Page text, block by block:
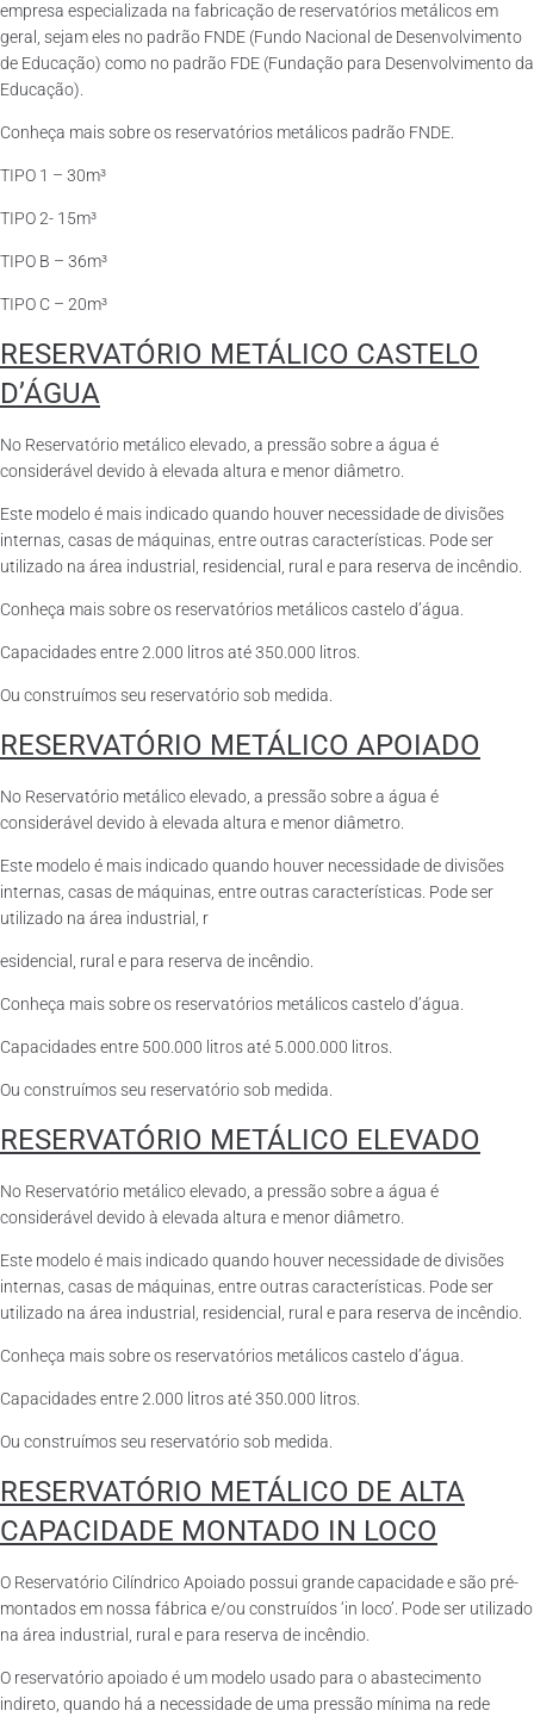
empresa especializada na fabricação de reservatórios metálicos em
geral, sejam eles no padrão FNDE (Fundo Nacional de Desenvolvimento
de Educação) como no padrão FDE (Fundação para Desenvolvimento da
Educação).
Conheça mais sobre os reservatórios metálicos padrão FNDE.
TIPO 1 – 30m³
TIPO 2- 15m³
TIPO B – 36m³
TIPO C – 20m³
RESERVATÓRIO METÁLICO CASTELO
D’ÁGUA
No Reservatório metálico elevado, a pressão sobre a água é
considerável devido à elevada altura e menor diâmetro.
Este modelo é mais indicado quando houver necessidade de divisões
internas, casas de máquinas, entre outras características. Pode ser
utilizado na área industrial, residencial, rural e para reserva de incêndio.
Conheça mais sobre os reservatórios metálicos castelo d’água.
Capacidades entre 2.000 litros até 350.000 litros.
Ou construímos seu reservatório sob medida.
RESERVATÓRIO METÁLICO APOIADO
No Reservatório metálico elevado, a pressão sobre a água é
considerável devido à elevada altura e menor diâmetro.
Este modelo é mais indicado quando houver necessidade de divisões
internas, casas de máquinas, entre outras características. Pode ser
utilizado na área industrial, r
esidencial, rural e para reserva de incêndio.
Conheça mais sobre os reservatórios metálicos castelo d’água.
Capacidades entre 500.000 litros até 5.000.000 litros.
Ou construímos seu reservatório sob medida.
RESERVATÓRIO METÁLICO ELEVADO
No Reservatório metálico elevado, a pressão sobre a água é
considerável devido à elevada altura e menor diâmetro.
Este modelo é mais indicado quando houver necessidade de divisões
internas, casas de máquinas, entre outras características. Pode ser
utilizado na área industrial, residencial, rural e para reserva de incêndio.
Conheça mais sobre os reservatórios metálicos castelo d’água.
Capacidades entre 2.000 litros até 350.000 litros.
Ou construímos seu reservatório sob medida.
RESERVATÓRIO METÁLICO DE ALTA
CAPACIDADE MONTADO IN LOCO
O Reservatório Cilíndrico Apoiado possui grande capacidade e são pré-
montados em nossa fábrica e/ou construídos ‘in loco’. Pode ser utilizado
na área industrial, rural e para reserva de incêndio.
O reservatório apoiado é um modelo usado para o abastecimento
indireto, quando há a necessidade de uma pressão mínima na rede